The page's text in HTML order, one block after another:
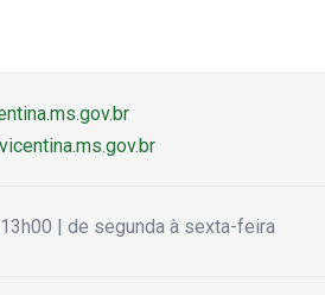
| de segunda à sexta-feira